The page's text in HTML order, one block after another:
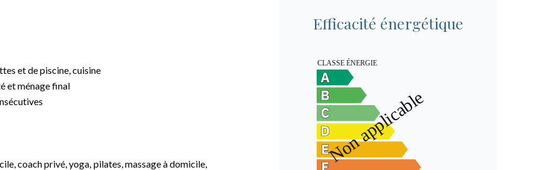
et de piscine, cuisine
et ménage final
coach privé, yoga, pilates, massage à domicile,
Efficacité énergétique